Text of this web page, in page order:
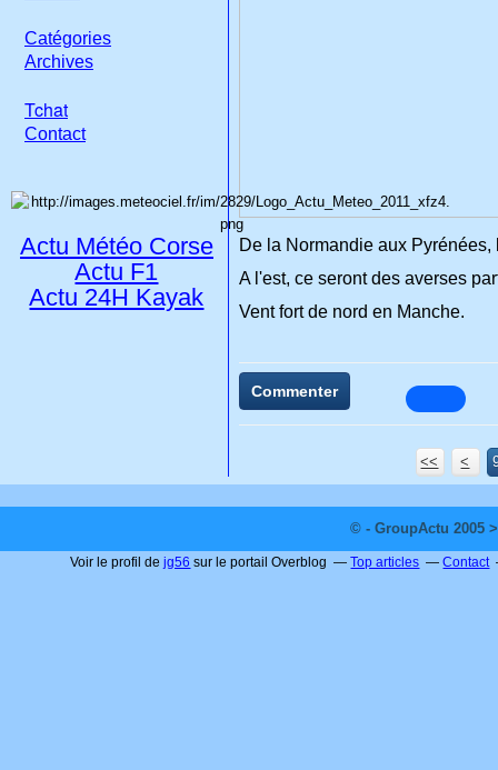
De la Normandie aux
A l'est, ce seront des averses
Vent fort de nord en Manche.
Commenter
<< <
Catégories
Archives
Tchat
Contact
Actu Météo Corse
Actu F1
Actu 24H Kayak
© - GroupActu 2005
Voir le profil dejg56 sur le portail Overblog Top articles Contact